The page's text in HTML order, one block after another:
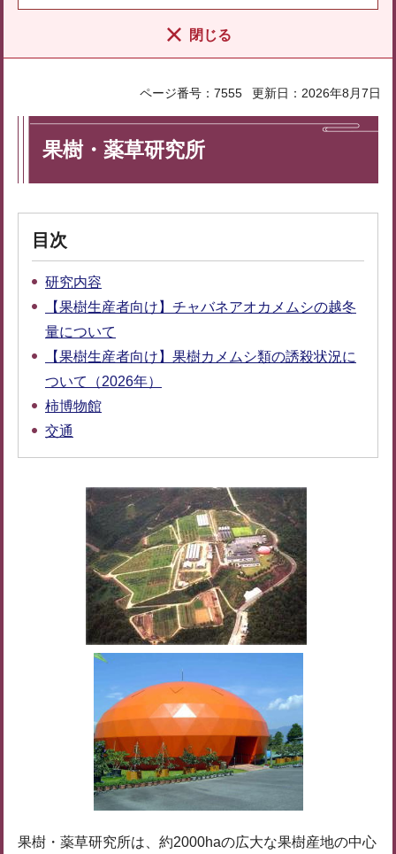
閉じる
ページ番号：7555 更新日：2026年8月7日
果樹・薬草研究所
目次
研究内容
【果樹生産者向け】チャバネアオカメムシの越冬
量について
【果樹生産者向け】果樹カメムシ類の誘殺状況に
ついて（2026年）
柿博物館
交通
果樹・薬草研究所は、約2000haの広大な果樹産地の中心